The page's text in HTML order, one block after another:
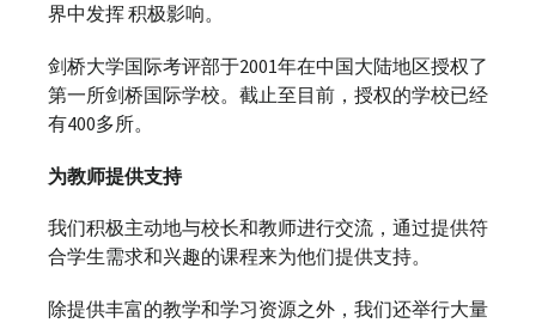
界中发挥 积极影响。
剑桥大学国际考评部于2001年在中国大陆地区授权了
第一所剑桥国际学校。截止至目前，授权的学校已经
有400多所。
为教师提供支持
我们积极主动地与校长和教师进行交流，通过提供符
合学生需求和兴趣的课程来为他们提供支持。
除提供丰富的教学和学习资源之外，我们还举行大量